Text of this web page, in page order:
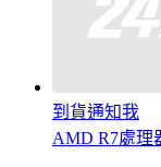
到貨通知我
AMD R7處理